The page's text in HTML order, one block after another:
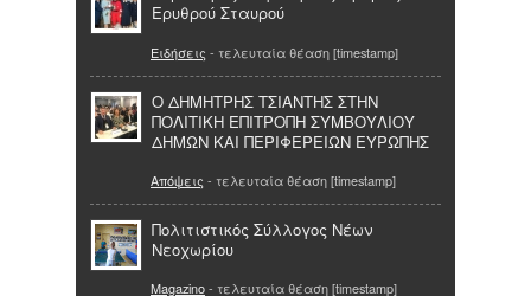
Ερυθρού Σταυρού
Ειδήσεις - τελευταία θέαση [timestamp]
O ΔΗΜΗΤΡΗΣ ΤΣΙΑΝΤΗΣ ΣΤΗΝ
ΠΟΛΙΤΙΚΗ ΕΠΙΤΡΟΠΗ ΣΥΜΒΟΥΛΙΟΥ
ΔΗΜΩΝ ΚΑΙ ΠΕΡΙΦΕΡΕΙΩΝ ΕΥΡΩΠΗΣ
Απόψεις - τελευταία θέαση [timestamp]
Πολιτιστικός Σύλλογος Νέων
Νεοχωρίου
Magazino- τελευταία θέαση [timestamp]